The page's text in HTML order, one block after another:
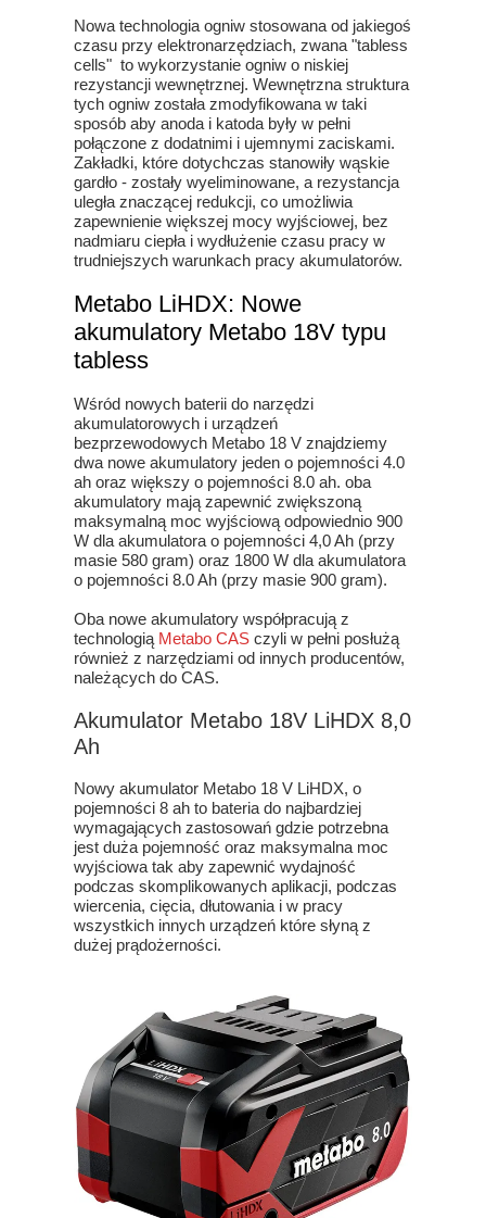
Nowa technologia ogniw stosowana od jakiegoś
czasu przy elektronarzędziach, zwana "tabless
cells" to wykorzystanie ogniw o niskiej
rezystancji wewnętrznej. Wewnętrzna struktura
tych ogniw została zmodyfikowana w taki
sposób aby anoda i katoda były w pełni
połączone z dodatnimi i ujemnymi zaciskami.
Zakładki, które dotychczas stanowiły wąskie
gardło - zostały wyeliminowane, a rezystancja
uległa znaczącej redukcji, co umożliwia
zapewnienie większej mocy wyjściowej, bez
nadmiaru ciepła i wydłużenie czasu pracy w
trudniejszych warunkach pracy akumulatorów.
Metabo LiHDX: Nowe
akumulatory Metabo 18V typu
tabless
Wśród nowych baterii do narzędzi
akumulatorowych i urządzeń
bezprzewodowych Metabo 18 V znajdziemy
dwa nowe akumulatory jeden o pojemności 4.0
ah oraz większy o pojemności 8.0 ah. oba
akumulatory mają zapewnić zwiększoną
maksymalną moc wyjściową odpowiednio 900
W dla akumulatora o pojemności 4,0 Ah (przy
masie 580 gram) oraz 1800 W dla akumulatora
o pojemności 8.0 Ah (przy masie 900 gram).
Oba nowe akumulatory współpracują z
technologią Metabo CAS czyli w pełni posłużą
również z narzędziami od innych producentów,
należących do CAS.
Akumulator Metabo 18V LiHDX 8,0
Ah
Nowy akumulator Metabo 18 V LiHDX, o
pojemności 8 ah to bateria do najbardziej
wymagających zastosowań gdzie potrzebna
jest duża pojemność oraz maksymalna moc
wyjściowa tak aby zapewnić wydajność
podczas skomplikowanych aplikacji, podczas
wiercenia, cięcia, dłutowania i w pracy
wszystkich innych urządzeń które słyną z
dużej prądożerności.